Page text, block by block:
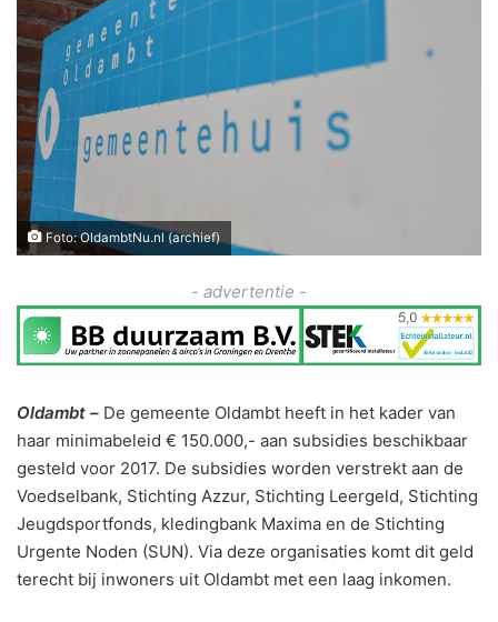
Foto: OldambtNu.nl (archief)
- advertentie -
Oldambt – De gemeente Oldambt heeft in het kader van
haar minimabeleid € 150.000,- aan subsidies beschikbaar
gesteld voor 2017. De subsidies worden verstrekt aan de
Voedselbank, Stichting Azzur, Stichting Leergeld, Stichting
Jeugdsportfonds, kledingbank Maxima en de Stichting
Urgente Noden (SUN). Via deze organisaties komt dit geld
terecht bij inwoners uit Oldambt met een laag inkomen.